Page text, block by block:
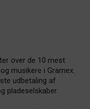
over de 10 mest
musikere i Gramex.
udbetaling af
pladeselskaber.